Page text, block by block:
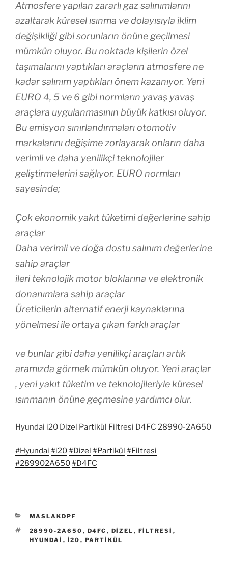
Atmosfere yapılan zararlı gaz salınımlarını
azaltarak küresel ısınma ve dolayısıyla iklim
değişikliği gibi sorunların önüne geçilmesi
mümkün oluyor. Bu noktada kişilerin özel
taşımalarını yaptıkları araçların atmosfere ne
kadar salınım yaptıkları önem kazanıyor. Yeni
EURO 4, 5 ve 6 gibi normların yavaş yavaş
araçlara uygulanmasının büyük katkısı oluyor.
Bu emisyon sınırlandırmaları otomotiv
markalarını değişime zorlayarak onların daha
verimli ve daha yenilikçi teknolojiler
geliştirmelerini sağlıyor. EURO normları
sayesinde;
Çok ekonomik yakıt tüketimi değerlerine sahip
araçlar
Daha verimli ve doğa dostu salınım değerlerine
sahip araçlar
ileri teknolojik motor bloklarına ve elektronik
donanımlara sahip araçlar
Üreticilerin alternatif enerji kaynaklarına
yönelmesi ile ortaya çıkan farklı araçlar
ve bunlar gibi daha yenilikçi araçları artık
aramızda görmek mümkün oluyor. Yeni araçlar
, yeni yakıt tüketim ve teknolojileriyle küresel
ısınmanın önüne geçmesine yardımcı olur.
Hyundai i20 Dizel Partikül Filtresi D4FC 28990-2A650
#Hyundai #i20#Dizel #Partikül #Filtresi
#289902A650#D4FC
KATEGORILER
MASLAKDPF
ETIKETLER
28990-2A650 , D4FC , DIZEL , FILTRESI ,
HYUNDAI , I20 , PARTIKÜL